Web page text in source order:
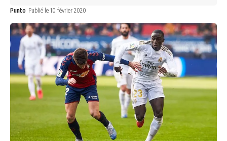
Punto Publié le 10 février 2020